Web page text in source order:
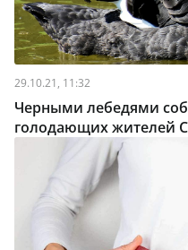
29.10.21, 11:32
Черными лебедями
голодающих жителей